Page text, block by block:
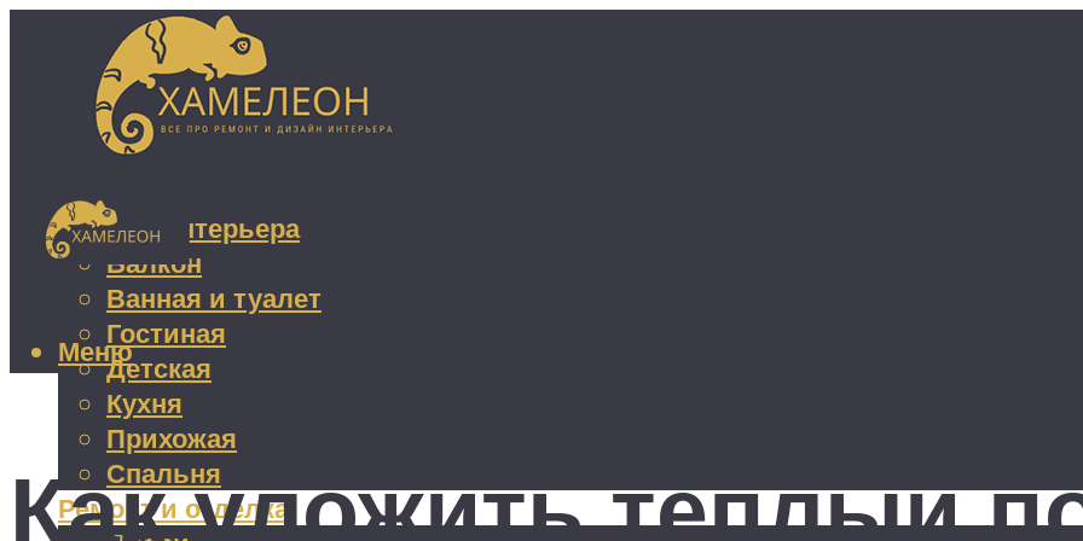
Дизайн интерьера
Балкон
Ванная и туалет
Гостиная
Детская
Кухня
Прихожая
Спальня
Ремонт и отделка
Меню
Как уложить теплый